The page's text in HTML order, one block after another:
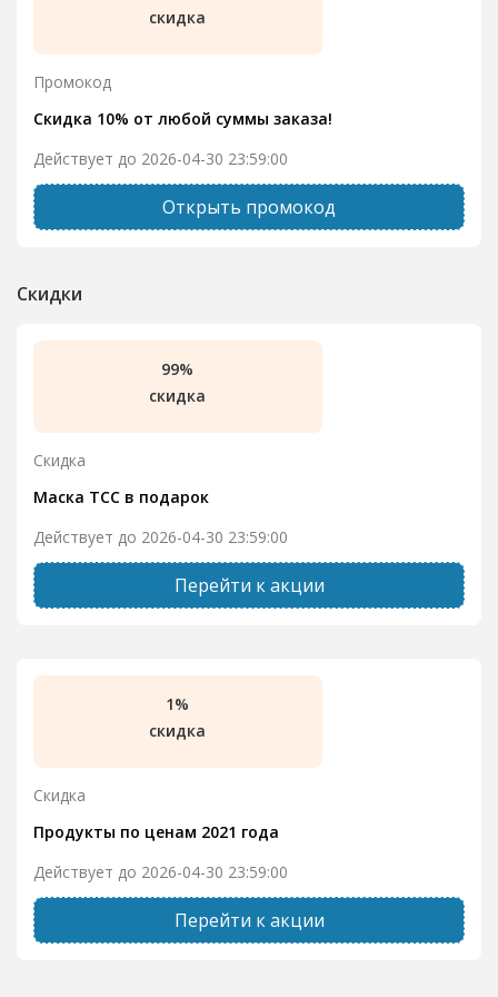
скидка
Промокод
Скидка 10% от любой суммы заказа!
Действует до 2026-04-30 23:59:00
Открыть промокод
Скидки
99%
скидка
Скидка
Маска ТСС в подарок
Действует до 2026-04-30 23:59:00
Перейти к акции
1%
скидка
Скидка
Продукты по ценам 2021 года
Действует до 2026-04-30 23:59:00
Перейти к акции